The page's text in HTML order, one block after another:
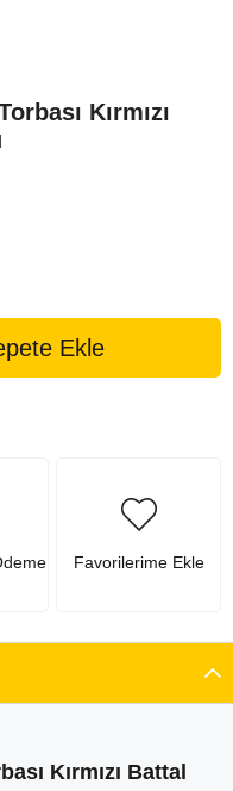
Kırmızı
Favorilerime Ekle
Kırmızı Battal